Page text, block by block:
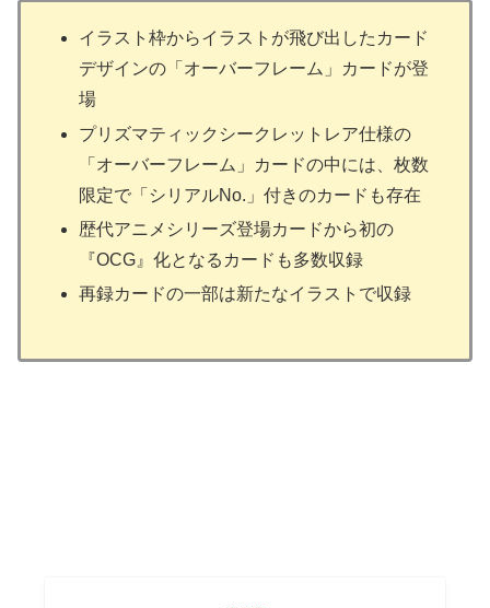
イラスト枠からイラストが飛び出したカード
デザインの「オーバーフレーム」カードが登
場
プリズマティックシークレットレア仕様の
「オーバーフレーム」カードの中には、枚数
限定で「シリアルNo.」付きのカードも存在
歴代アニメシリーズ登場カードから初の
『OCG』化となるカードも多数収録
再録カードの一部は新たなイラストで収録